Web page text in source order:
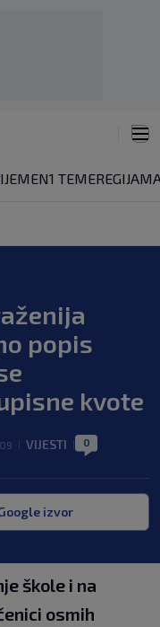
N1 TEMEREGIJA
popis
kvote
VIJESTI 0
izvor
škole i na
osmih